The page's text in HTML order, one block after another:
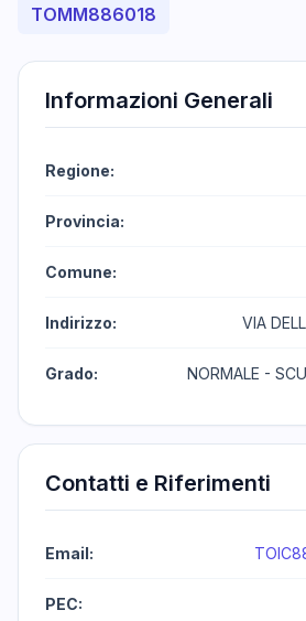
TOMM886018
Informazioni Generali
Regione:
Provincia:
Comune:
Indirizzo: VIA
Grado: NORMALE -
Contatti e Riferimenti
Email:
PEC: